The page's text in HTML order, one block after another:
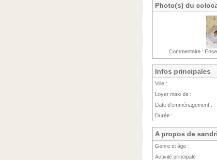
Photo(s) du
Commentaire :
Infos principales
Ville :
Loyer maxi de :
Date d'emménagement :
Durée :
A propos de
Genre et âge :
Activité principale :